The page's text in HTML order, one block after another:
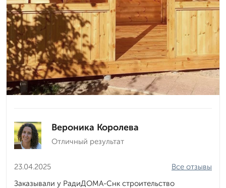
Вероника Королева
Отличный результат
23.04.2025
Все отзывы
Заказывали у РадиДОМА-Снк строительство